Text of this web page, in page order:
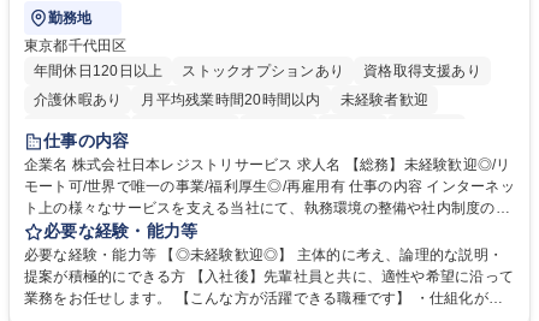
勤務地
東京都千代田区
年間休日120日以上
ストックオプションあり
資格取得支援あり
介護休暇あり
月平均残業時間20時間以内
未経験者歓迎
住宅手当あり
完全週休2日制
交通費支給 駅近5分以内 土日祝休み 服装自由
仕事の内容
企業名 株式会社日本レジストリサービス 求人名 【総務】未経験歓迎◎/リ
モート可/世界で唯一の事業/福利厚生◎/再雇用有 仕事の内容 インターネッ
ト上の様々なサービスを支える当社にて、執務環境の整備や社内制度の検
討、イベント運営などの幅広い業務を担当し、間接的に会社の生産性向上
や成長に貢献している部署です。 会社の全メンバーが安心して長く成果を
発揮できる環境を整えるために、毎日のメンテナンスや維持管理に加え、
新たな施策検討を積極的に行っていただき、会社全体を巻き込み課題解決
必要な経験・能力等
必要な経験・能力等 【◎未経験歓迎◎】 主体的に考え、論理的な説明・
提案が積極的にできる方 【入社後】先輩社員と共に、適性や希望に沿って
業務をお任せします。 【こんな方が活躍できる職種です】 ・仕組化が好